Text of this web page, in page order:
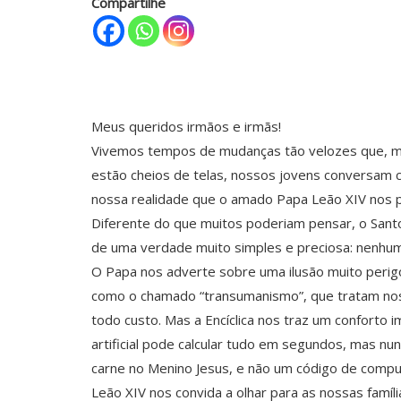
Meus queridos irmãos e irmãs!
Vivemos tempos de mudanças tão velozes que,
estão cheios de telas, nossos jovens conversam
nossa realidade que o amado Papa Leão XIV
Diferente do que muitos poderiam pensar, o
de uma verdade muito simples e preciosa:
O Papa nos adverte sobre uma ilusão muito
como o chamado “transumanismo”, que tratam
todo custo. Mas a Encíclica nos traz um conforto
artificial pode calcular tudo em segundos, mas
carne no Menino Jesus, e não um código de
Leão XIV nos convida a olhar para as nossas